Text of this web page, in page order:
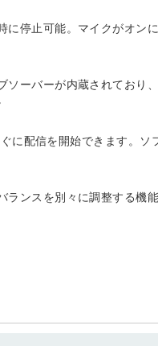
停止可能。マイクがオン
ーバーが内蔵されており
に配信を開始できます。
ンスを別々に調整する機